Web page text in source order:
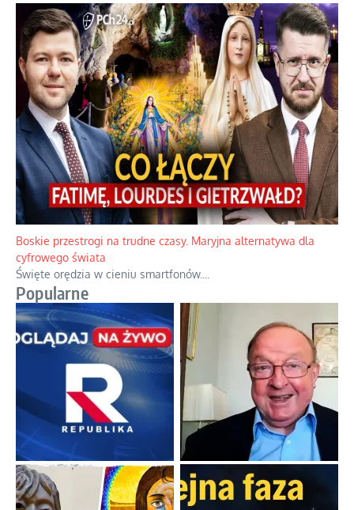
Boskie przestrogi na trudne czasy. Maryjna alternatywa dla
cyfrowego świata
Święte orędzia w cieniu smartfonów.
Popularne